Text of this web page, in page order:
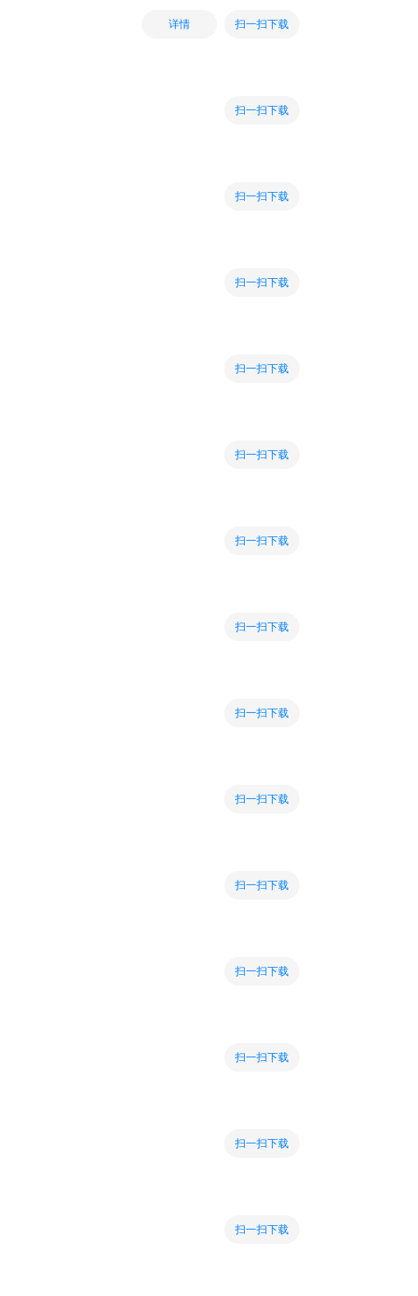
详情 扫一扫下载
扫一扫下载
扫一扫下载
扫一扫下载
扫一扫下载
扫一扫下载
扫一扫下载
扫一扫下载
扫一扫下载
扫一扫下载
扫一扫下载
扫一扫下载
扫一扫下载
扫一扫下载
扫一扫下载